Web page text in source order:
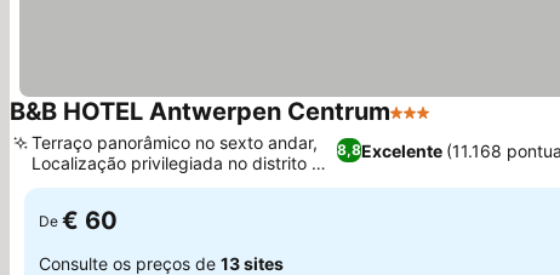
B&B HOTEL Antwerpen Centrum3 Estrelas
8,8Excelente (11.168
Terraço panorâmico no sexto andar,
Localização privilegiada no distrito da
Ópera
De € 60
Consulte os preços de 13 sites